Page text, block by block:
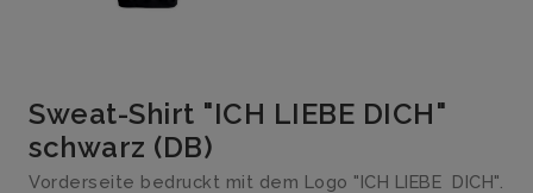
Sweat-Shirt "ICH LIEBE DICH"
schwarz (DB)
Vorderseite bedruckt mit dem Logo "ICH LIEBE DICH".